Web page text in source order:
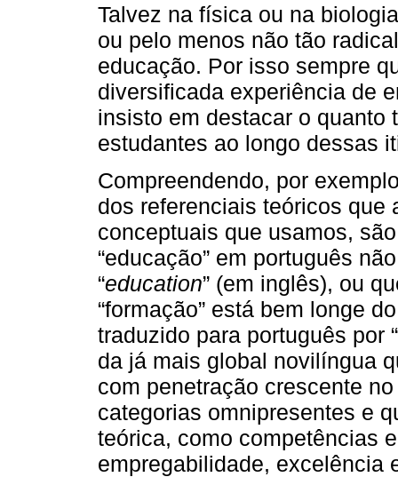
Talvez na física ou na
ou pelo menos não tão
educação. Por isso sempre
diversificada experiência de
insisto em destacar o quanto
estudantes ao longo dessas
Compreendendo, por
dos referenciais teóricos que
conceptuais que usamos,
“educação” em português
“education” (em inglês), ou
“formação” está bem longe do
traduzido para português por
da já mais global novilíngua
com penetração crescente
categorias omnipresentes e
teórica, como competências
empregabilidade, excelência